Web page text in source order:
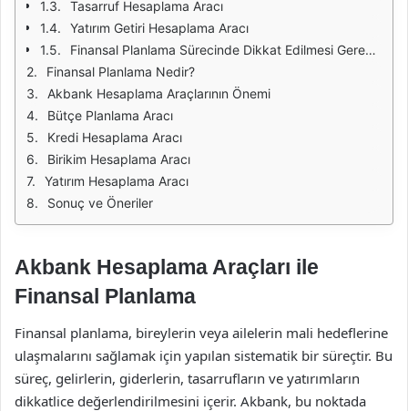
Tasarruf Hesaplama Aracı
Yatırım Getiri Hesaplama Aracı
Finansal Planlama Sürecinde Dikkat Edilmesi Gerekenler
Finansal Planlama Nedir?
Akbank Hesaplama Araçlarının Önemi
Bütçe Planlama Aracı
Kredi Hesaplama Aracı
Birikim Hesaplama Aracı
Yatırım Hesaplama Aracı
Sonuç ve Öneriler
Akbank Hesaplama Araçları ile
Finansal Planlama
Finansal planlama, bireylerin veya ailelerin mali hedeflerine
ulaşmalarını sağlamak için yapılan sistematik bir süreçtir. Bu
süreç, gelirlerin, giderlerin, tasarrufların ve yatırımların
dikkatlice değerlendirilmesini içerir. Akbank, bu noktada